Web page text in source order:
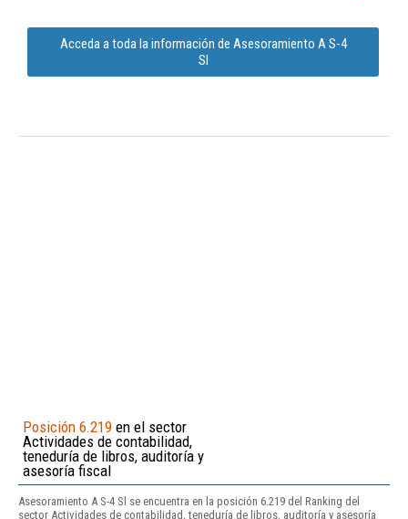
Acceda a toda la información de Asesoramiento A S-4
Sl
Posición 6.219 en el sector
Actividades de contabilidad,
teneduría de libros, auditoría y
asesoría fiscal
Asesoramiento A S-4 Sl se encuentra en la posición 6.219 del Ranking del
sector Actividades de contabilidad, teneduría de libros, auditoría y asesoría